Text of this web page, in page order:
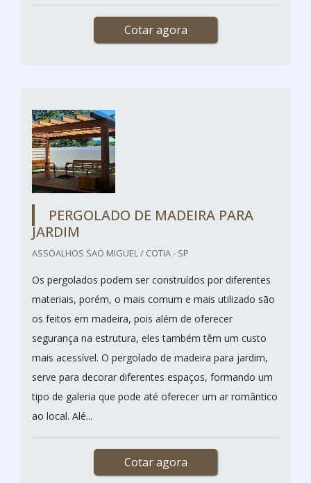
Cotar agora
PERGOLADO DE MADEIRA PARA
JARDIM
ASSOALHOS SAO MIGUEL / COTIA - SP
Os pergolados podem ser construídos por diferentes
materiais, porém, o mais comum e mais utilizado são
os feitos em madeira, pois além de oferecer
segurança na estrutura, eles também têm um custo
mais acessível. O pergolado de madeira para jardim,
serve para decorar diferentes espaços, formando um
tipo de galeria que pode até oferecer um ar romântico
ao local. Alé...
Cotar agora